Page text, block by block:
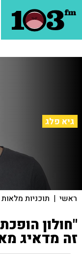
גיא פלג
ראשי | תוכניות מלאות
"חולון
זה מדאיג